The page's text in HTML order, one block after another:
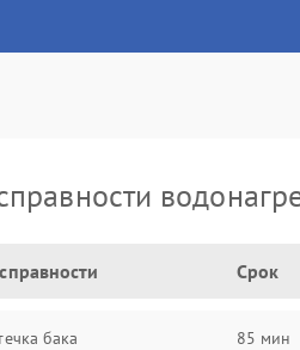
Срок
бака 85 мин